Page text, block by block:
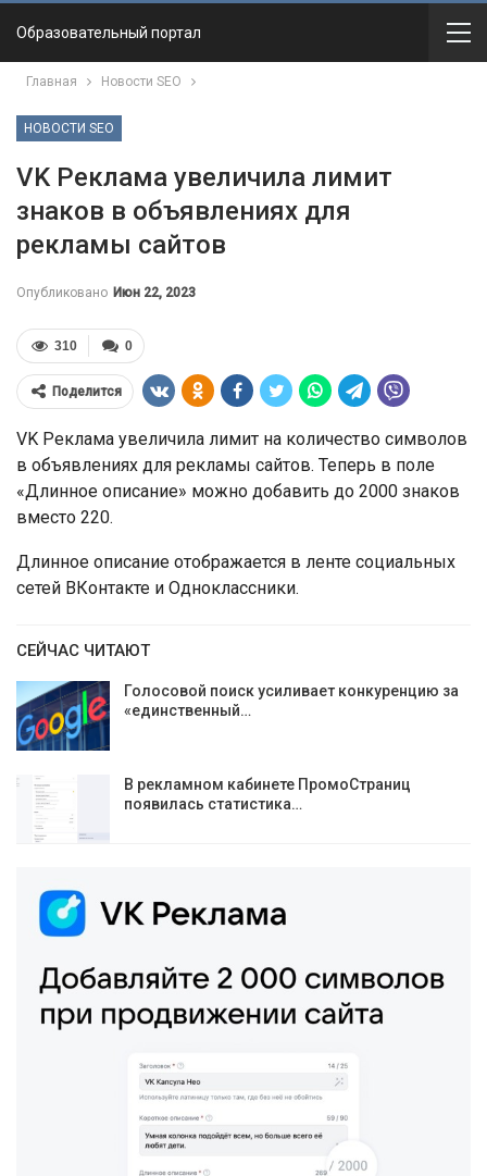
Образовательный портал
Главная Новости SEO
НОВОСТИ SEO
VK Реклама увеличила лимит
знаков в объявлениях для
рекламы сайтов
Опубликовано Июн 22, 2023
0
310
Поделится
VK Реклама увеличила лимит на количество символов
в объявлениях для рекламы сайтов. Теперь в поле
«Длинное описание» можно добавить до 2000 знаков
вместо 220.
Длинное описание отображается в ленте социальных
сетей ВКонтакте и Одноклассники.
СЕЙЧАС ЧИТАЮТ
Голосовой поиск усиливает конкуренцию за
«единственный…
В рекламном кабинете ПромоСтраниц
появилась статистика…